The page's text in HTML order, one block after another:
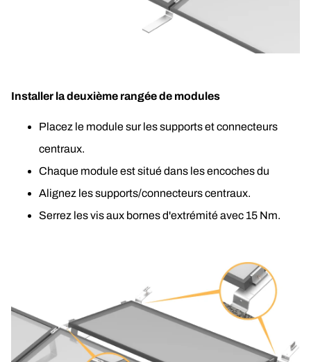
Installer la deuxième rangée de modules
Placez le module sur les supports et connecteurs
centraux.
Chaque module est situé dans les encoches du
Alignez les supports/connecteurs centraux.
Serrez les vis aux bornes d'extrémité avec 15 Nm.